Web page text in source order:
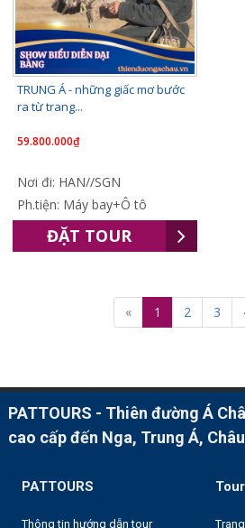
TRUNG Á - những giấc mơ bước
ra từ trang...
59.800.000₫
Nơi đi: HAN//SGN
Ph.tiện: Máy bay+Ô tô
ĐẶT TOUR
« 1 2 3
PATTOURS - Thiên đường Á
cao cấp đến Nga, Trung Á,
PATTOURS
Thông tin hướng dẫn tour